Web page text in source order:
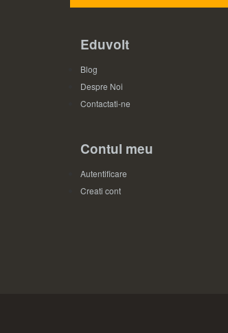
Eduvolt
Blog
Despre Noi
Contactati-ne
Contul meu
Autentificare
Creati cont